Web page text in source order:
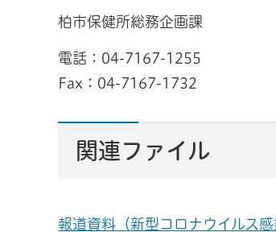
柏市保健所総務企画課
電話：04-7167-1255
Fax：04-7167-1732
関連ファイル
報道資料（新型コロナウイルス